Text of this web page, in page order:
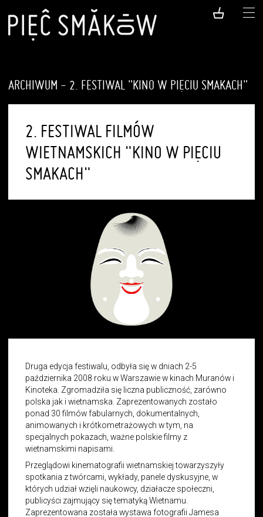
ARCHIWUM - 2. FESTIWAL "KINO W PIĘCIU SMAKACH"
2. FESTIWAL FILMÓW
WIETNAMSKICH "KINO W PIĘCIU
SMAKACH"
Druga edycja festiwalu, odbyła się w dniach 2-5
października 2008 roku w Warszawie w kinach Muranów i
Kinoteka. Zgromadziła się liczna publiczność, zarówno
polska jak i wietnamska. Zaprezentowanych zostało
ponad 30 filmów fabularnych, dokumentalnych,
animowanych i krótkometrażowych w tym, na
specjalnych pokazach, ważne polskie filmy z
wietnamskimi napisami.
Przeglądowi kinematografii wietnamskiej towarzyszyły
spotkania z twórcami, wykłady, panele dyskusyjne, w
których udział wzięli naukowcy, działacze społeczni,
publicyści zajmujący się tematyką Wietnamu.
Zaprezentowana została wystawa fotografii Jamesa